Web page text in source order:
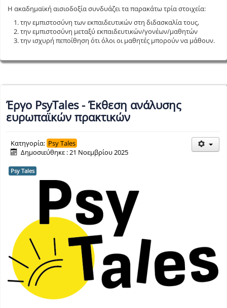
Η ακαδημαϊκή αισιοδοξία συνδυάζει τα παρακάτω τρία στοιχεία:
την εμπιστοσύνη των εκπαιδευτικών στη διδασκαλία τους,
την εμπιστοσύνη μεταξύ εκπαιδευτικών/γονέων/μαθητών
την ισχυρή πεποίθηση ότι όλοι οι μαθητές μπορούν να μάθουν.
Έργο PsyTales - Έκθεση ανάλυσης
ευρωπαϊκών πρακτικών
Κατηγορία: Psy Tales
Δημοσιεύθηκε : 21 Νοεμβρίου 2025
Psy Tales